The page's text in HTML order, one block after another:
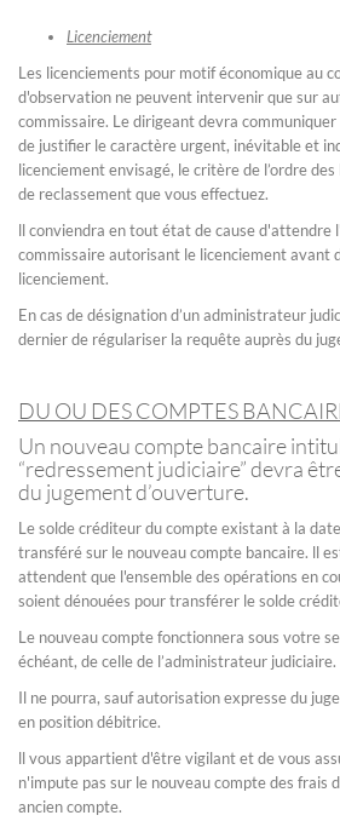
Licenciement
Les licenciements pour motif économique au
d'observation ne peuvent intervenir que sur
commissaire. Le dirigeant devra
de justifier le caractère urgent, inévitable et
licenciement envisagé, le critère de l’ordre
de reclassement que vous effectuez.
ll conviendra en tout état de cause d'attendre
commissaire autorisant le licenciement avant
licenciement.
En cas de désignation d’un administrateur
dernier de régulariser la requête auprès du
DU OU DES COMPTES
Un nouveau compte bancaire
“redressement judiciaire” devra
du jugement d’ouverture.
Le solde créditeur du compte existant à la
transféré sur le nouveau compte bancaire. ll
attendent que l'ensemble des opérations en
soient dénouées pour transférer le solde
Le nouveau compte fonctionnera sous votre
échéant, de celle de l’administrateur judiciaire.
Il ne pourra, sauf autorisation expresse du
en position débitrice.
ll vous appartient d'être vigilant et de vous
n'impute pas sur le nouveau compte des frais
ancien compte.